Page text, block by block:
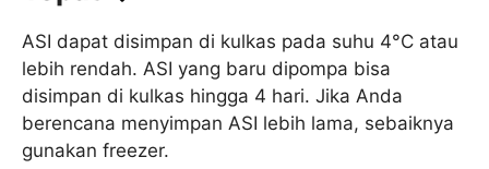
ASI dapat disimpan di kulkas pada suhu 4°C atau
lebih rendah. ASI yang baru dipompa bisa
disimpan di kulkas hingga 4 hari. Jika Anda
berencana menyimpan ASI lebih lama, sebaiknya
gunakan freezer.